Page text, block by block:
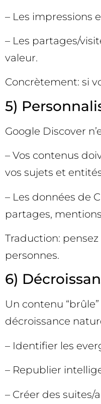
– Les impressions
– Les partages/
valeur.
Concrètement: si
5)
Google Discover
– Vos contenus
vos sujets et
– Les données de
partages,
Traduction:
personnes.
6)
Un contenu
décroissance
– Identifier les
– Republier
– Créer des